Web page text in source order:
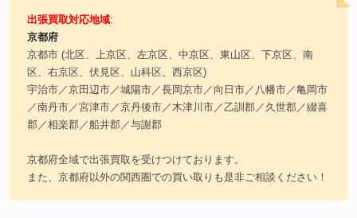
出張買取対応地域:
京都府
京都市 (北区、上京区、左京区、中京区、東山区、下京区、南
区、右京区、伏見区、山科区、西京区)
宇治市／京田辺市／城陽市／長岡京市／向日市／八幡市／亀岡市
／南丹市／宮津市／京丹後市／木津川市／乙訓郡／久世郡／綴喜
郡／相楽郡／船井郡／与謝郡
京都府全域で出張買取を受けつけております。
また、京都府以外の関西圏での買い取りも是非ご相談ください！